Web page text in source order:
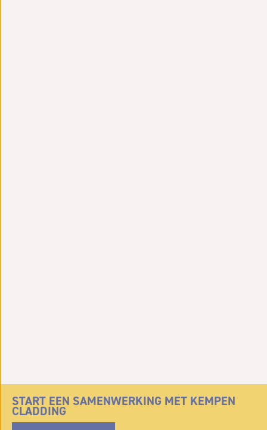
START EEN SAMENWERKING MET KEMPEN
CLADDING